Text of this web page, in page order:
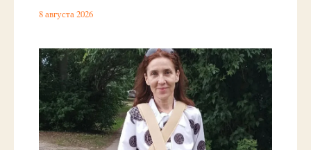
8 августа 2026